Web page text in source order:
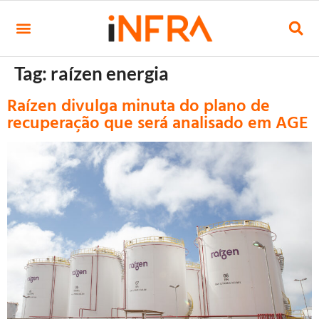
Tag: raízen energia
Raízen divulga minuta do plano de
recuperação que será analisado em AGE